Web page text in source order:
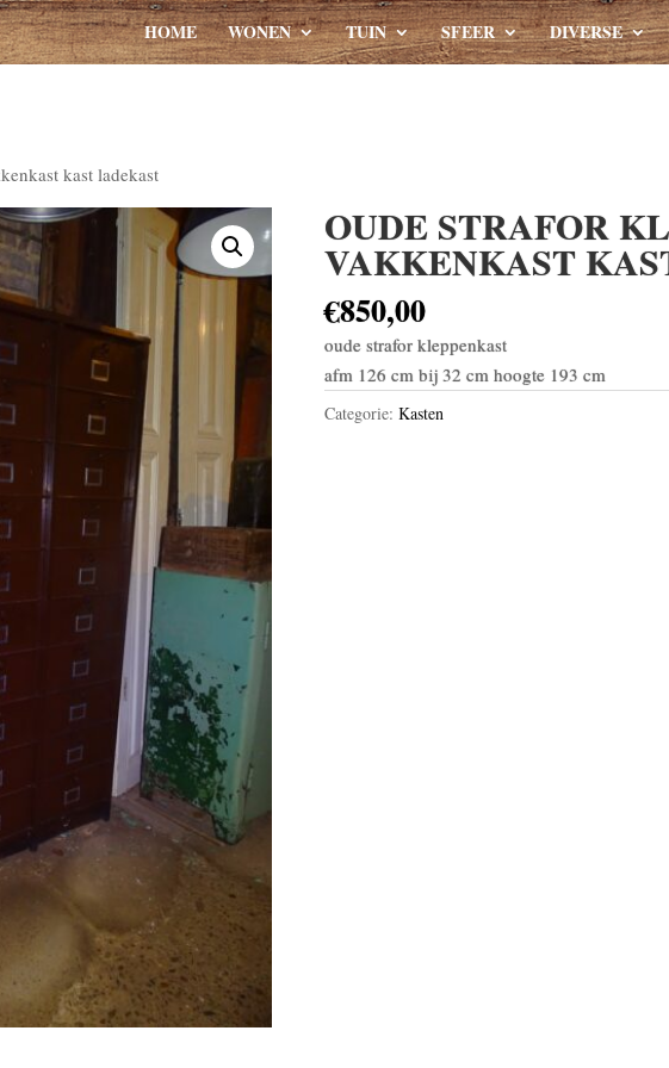
HOME WONEN TUIN SFEER DIVERSE
kast ladekast
OUDE STRAFOR
VAKKENKAST
€850,00
oude strafor kleppenkast
afm 126 cm bij 32 cm hoogte 193 cm
Categorie: Kasten